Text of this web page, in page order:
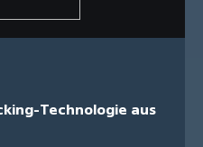
Technologie aus